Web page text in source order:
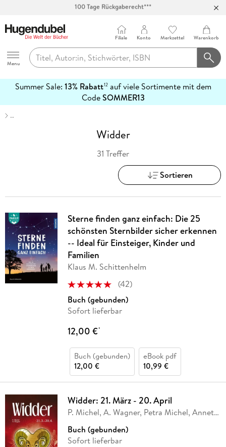
Abholung in über 100 Filialen
Hugendubel
Menu
Filiale Konto Merkzettel Warenkorb
Summer Sale: 13% Rabatt12auf viele Sortimente mit dem
CodeSOMMER13
erfahren
…
Widder
31 Treffer
Sortieren
Sterne finden ganz einfach: Die 25
schönsten Sternbilder sicher erkennen
-- Ideal für Einsteiger, Kinder und
Familien
Klaus M. Schittenhelm
(42)
Buch (gebunden)
Sofort lieferbar
12,00 €*
Buch (gebunden)
12,00 €
eBook pdf
10,99 €
Widder: 21. März - 20. April
P. Michel, A. Wagner, Petra Michel, Annette
Buch (gebunden)
Sofort lieferbar